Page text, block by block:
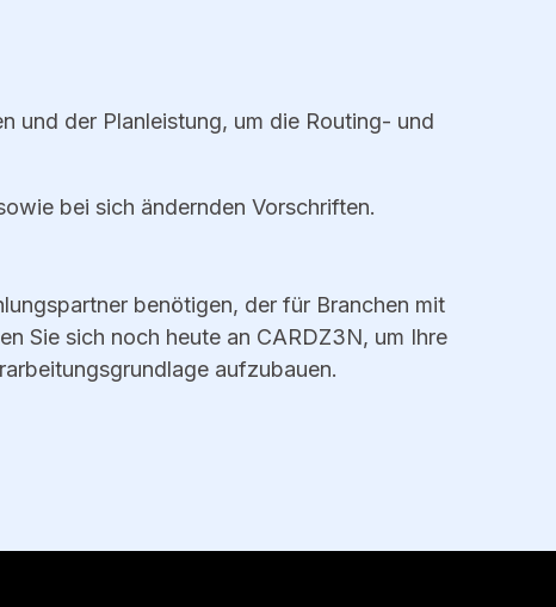
und der Planleistung, um die Routing- und
bei sich ändernden Vorschriften.
benötigen, der für Branchen mit
Sie sich noch heute an CARDZ3N, um Ihre
aufzubauen.